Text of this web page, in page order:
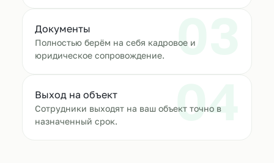
03
Документы
Полностью берём на себя кадровое и
юридическое сопровождение.
04
Выход на объект
Сотрудники выходят на ваш объект точно в
назначенный срок.